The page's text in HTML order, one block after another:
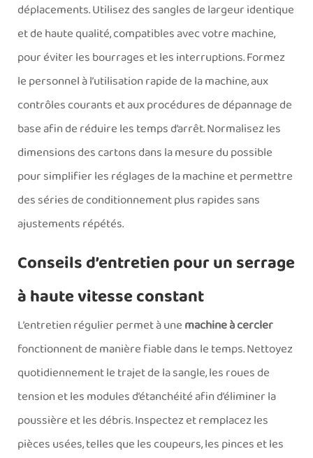
déplacements. Utilisez des sangles de largeur identique
et de haute qualité, compatibles avec votre machine,
pour éviter les bourrages et les interruptions. Formez
le personnel à l’utilisation rapide de la machine, aux
contrôles courants et aux procédures de dépannage de
base afin de réduire les temps d’arrêt. Normalisez les
dimensions des cartons dans la mesure du possible
pour simplifier les réglages de la machine et permettre
des séries de conditionnement plus rapides sans
ajustements répétés.
Conseils d’entretien pour un serrage
à haute vitesse constant
L’entretien régulier permet à unemachine à cercler
fonctionnent de manière fiable dans le temps. Nettoyez
quotidiennement le trajet de la sangle, les roues de
tension et les modules d’étanchéité afin d’éliminer la
poussière et les débris. Inspectez et remplacez les
pièces usées, telles que les coupeurs, les pinces et les